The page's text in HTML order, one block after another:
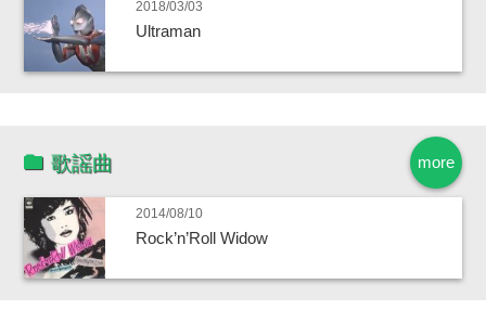
2018/03/03
Ultraman
more
歌謡曲
2014/08/10
Rock’n’Roll Widow